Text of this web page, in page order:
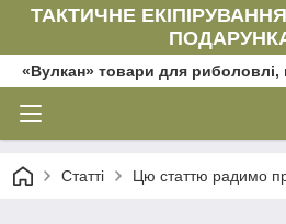
ТАКТИЧНЕ
«Вулкан» товари для риболовлі,
Статті Цю статтю радимо